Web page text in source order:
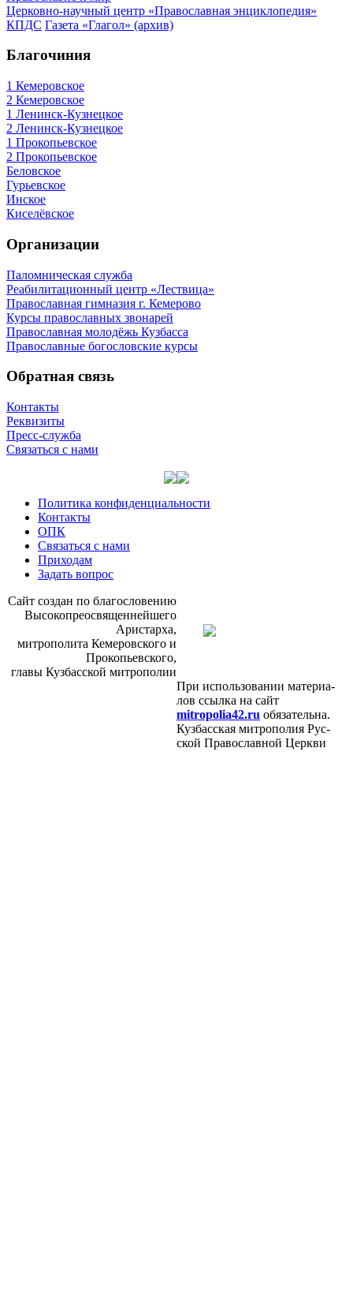
Церковно-научный центр «Православная энциклопедия»
КПДС Газета «Глагол» (архив)
Благочиния
1 Кемеровское
2 Кемеровское
1 Ленинск-Кузнецкое
2 Ленинск-Кузнецкое
1 Прокопьевское
2 Прокопьевское
Беловское
Гурьевское
Инское
Киселёвское
Организации
Паломническая служба
Реабилитационный центр «Лествица»
Православная гимназия г. Кемерово
Курсы православных звонарей
Православная молодёжь Кузбасса
Православные богословские курсы
Обратная связь
Контакты
Реквизиты
Пресс-служба
Связаться с нами
Политика конфиденциальности
Контакты
ОПК
Связаться с нами
Приходам
Задать вопрос
Сайт со­здан по бла­го­сло­ве­нию
Вы­со­ко­прео­свя­щен­ней­ше­го
Ари­стар­ха,
мит­ро­по­ли­та Ке­ме­ров­ско­го и
Про­ко­пьев­ско­го,
гла­вы Куз­бас­ской мит­ро­по­лии
При ис­поль­зо­ва­нии ма­те­ри­а­
лов ссыл­ка на сайт
mitropolia42.ru обя­за­тель­на.
Куз­бас­ская мит­ро­по­лия Рус­
ской Пра­во­слав­ной Церк­ви